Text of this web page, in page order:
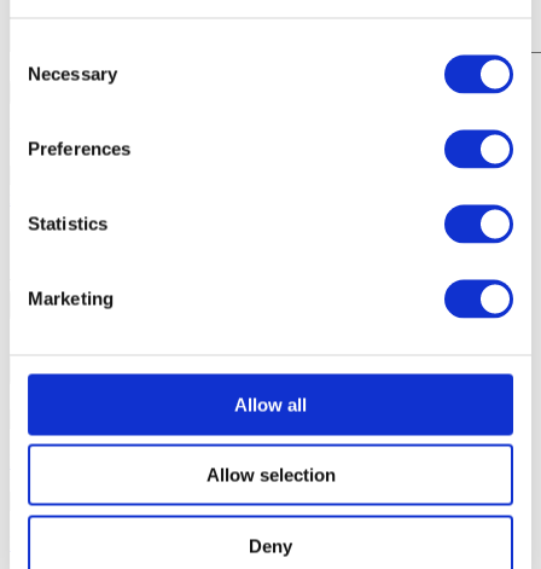
Selection
Necessary
Preferences
Statistics
Marketing
Allow all
Allow selection
Deny
Klipklapper – Anders Morgenthaler og Roald Bergmann